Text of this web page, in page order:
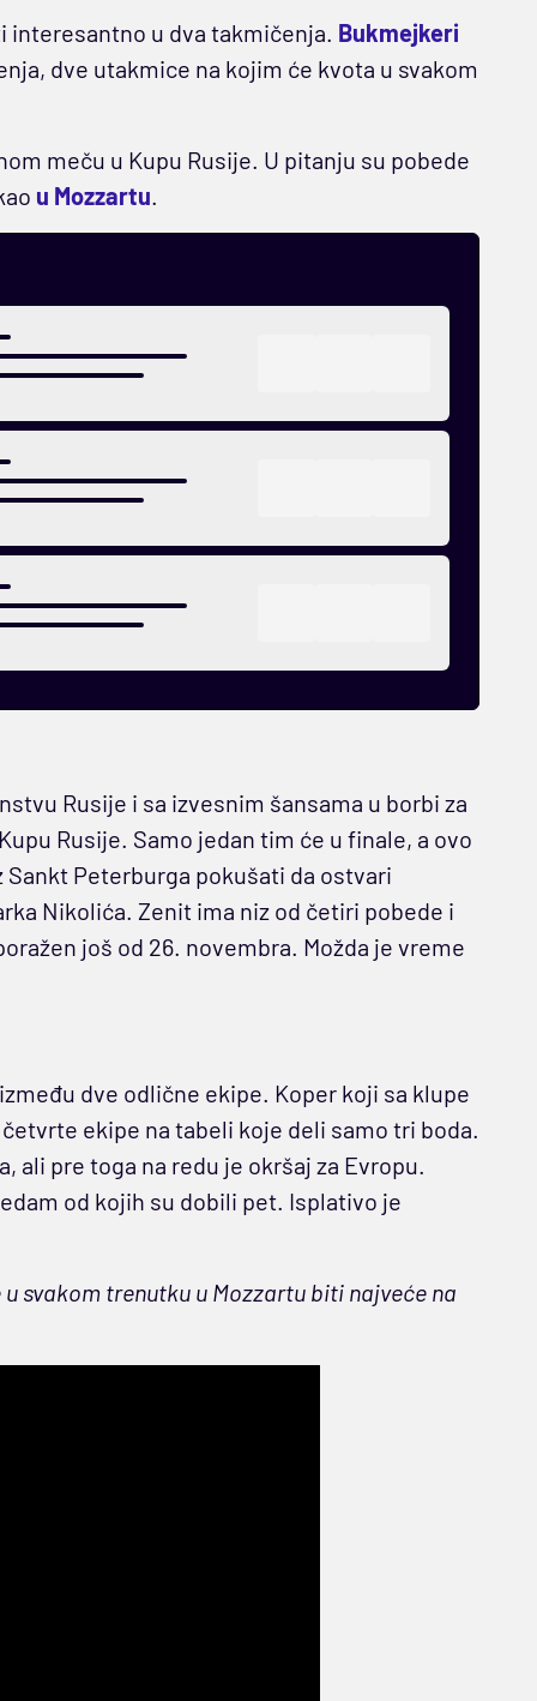
interesantno u dva takmičenja. Bukmejkeri
dve utakmice na kojim će kvota u svakom
meču u Kupu Rusije. U pitanju su pobede
u Mozzartu.
Rusije i sa izvesnim šansama u borbi za
Rusije. Samo jedan tim će u finale, a ovo
Peterburga pokušati da ostvari
Nikolića. Zenit ima niz od četiri pobede i
još od 26. novembra. Možda je vreme
dve odlične ekipe. Koper koji sa klupe
ekipe na tabeli koje deli samo tri boda.
ali pre toga na redu je okršaj za Evropu.
od kojih su dobili pet. Isplativo je
svakom trenutku u Mozzartu biti najveće na